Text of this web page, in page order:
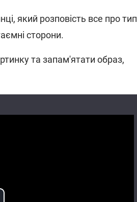
який розповість все про тип
сторони.
та запам'ятати образ,